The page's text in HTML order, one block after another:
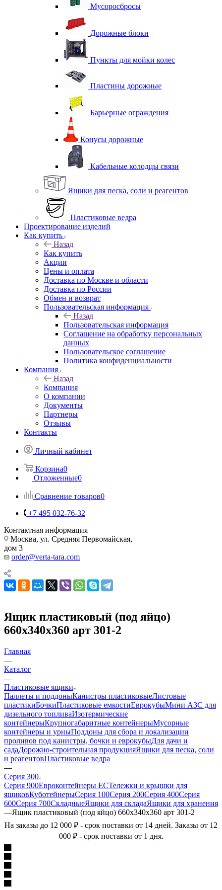
Мусоросбросы
Дорожные блоки
Пункты для мойки колес
Пластины дорожные
Барьерные ограждения
Конусы дорожные
Кабельные колодцы связи
Ящики для песка, соли и реагентов
Пластиковые ведра
Проектирование изделий
Как купить
Назад
Как купить
Акции
Цены и оплата
Доставка по Москве и области
Доставка по России
Обмен и возврат
Пользовательская информация
Назад
Пользовательская информация
Соглашение на обработку персональных
данных
Пользовательское соглашение
Политика конфиденциальности
Компания
Назад
Компания
О компании
Документы
Партнеры
Отзывы
Контакты
Личный кабинет
Корзина0
Отложенные0
Сравнение товаров0
+7 495 032-76-32
Контактная информация
Москва, ул. Средняя Первомайская,
дом 3
order@verta-tara.com
Ящик пластиковый (под яйцо)
660х340х360 арт 301-2
Главная
—
Каталог
—
Пластиковые ящики
Паллеты и поддоныКанистры пластиковыеЛистовые
пластикиБочкиПластиковые емкостиЕврокубыМини АЗС для
дизельного топливаИзотермические
контейнерыКрупногабаритные контейнерыМусорные
контейнеры и урныПоддоны для сбора и локализации
проливов под канистры, бочки и еврокубыДля дачи и
садаДорожно-строительная продукцияЯщики для песка, соли
и реагентовПластиковые ведра
—
Серия 300
Серия 900Евроконтейнеры ЕСТележки и крышки для
ящиковКуботейнерыСерия 100Серия 200Серия 400Серия
600Серия 700СкладныеЯщики для складаЯщики для хранения
—Ящик пластиковый (под яйцо) 660х340х360 арт 301-2
На заказы до 12 000 ₽ - срок поставки от 14 дней. Заказы от 12
000 ₽ - срок поставки от 1 дня.